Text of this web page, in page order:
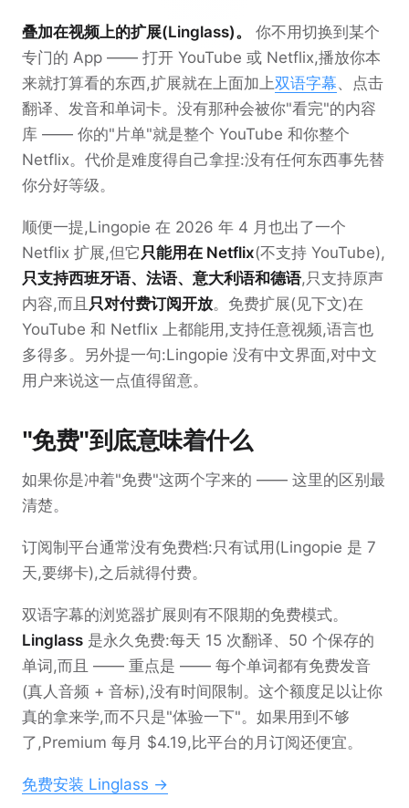
叠加在视频上的扩展(Linglass)。
你不用切换到某个
专门的 App —— 打开 YouTube 或 Netflix,播放你本
来就打算看的东西,扩展就在上面加上双语字幕、点击
翻译、发音和单词卡。没有那种会被你"看完"的内容
库 —— 你的"片单"就是整个 YouTube 和你整个
Netflix。代价是难度得自己拿捏:没有任何东西事先替
你分好等级。
顺便一提,Lingopie 在 2026 年 4 月也出了一个
Netflix 扩展,但它只能用在 Netflix(不支持 YouTube),
只支持西班牙语、法语、意大利语和德语,只支持原声
内容,而且 只对付费订阅开放。免费扩展(见下文)在
YouTube 和 Netflix 上都能用,支持任意视频,语言也
多得多。另外提一句:Lingopie 没有中文界面,对中文
用户来说这一点值得留意。
"免费"到底意味着什么
如果你是冲着"免费"这两个字来的 —— 这里的区别最
清楚。
订阅制平台通常没有免费档:只有试用(Lingopie 是 7
天,要绑卡),之后就得付费。
双语字幕的浏览器扩展则有不限期的免费模式。
Linglass 是永久免费:每天 15 次翻译、50 个保存的
单词,而且 —— 重点是 —— 每个单词都有免费发音
(真人音频 + 音标),没有时间限制。这个额度足以让你
真的拿来学,而不只是"体验一下"。如果用到不够
了,Premium 每月 $4.19,比平台的月订阅还便宜。
免费安装 Linglass →